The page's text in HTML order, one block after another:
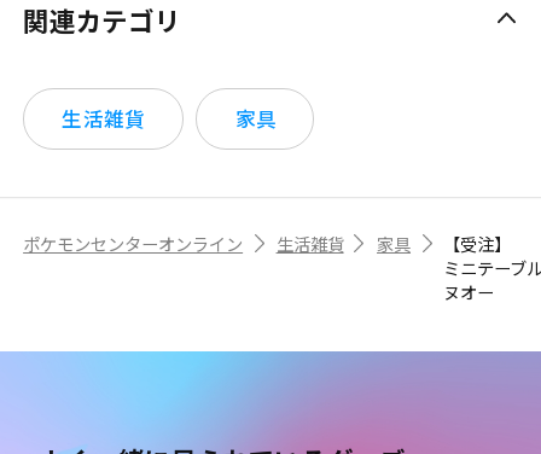
関連カテゴリ
生活雑貨 家具
ポケモンセンターオンライン 生活雑貨 家具
【受注】
ミニテーブ
ヌオー